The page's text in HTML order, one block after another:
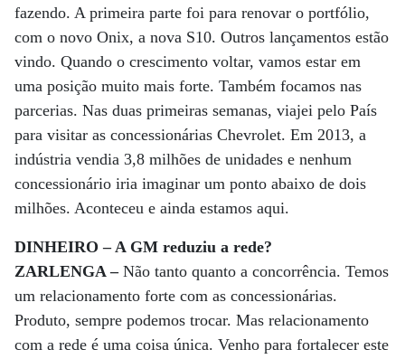
fazendo. A primeira parte foi para renovar o portfólio,
com o novo Onix, a nova S10. Outros lançamentos estão
vindo. Quando o crescimento voltar, vamos estar em
uma posição muito mais forte. Também focamos nas
parcerias. Nas duas primeiras semanas, viajei pelo País
para visitar as concessionárias Chevrolet. Em 2013, a
indústria vendia 3,8 milhões de unidades e nenhum
concessionário iria imaginar um ponto abaixo de dois
milhões. Aconteceu e ainda estamos aqui.
DINHEIRO – A GM reduziu a rede?
ZARLENGA –Não tanto quanto a concorrência. Temos
um relacionamento forte com as concessionárias.
Produto, sempre podemos trocar. Mas relacionamento
com a rede é uma coisa única. Venho para fortalecer este